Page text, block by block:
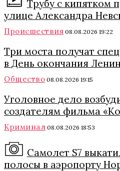
Трубу с кипятком
улице Александра
Происшествия 08.08.2026 19:22
Три моста получат
в День окончания
Общество 08.08.2026 19:15
Уголовное дело
создателям фильма
Криминал 08.08.2026 18:53
Самолет S7
полосы в аэропорту